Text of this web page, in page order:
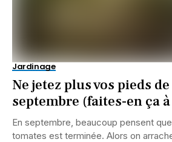
Jardinage
Ne jetez plus vos pieds
septembre (faites-en ça
En septembre, beaucoup pensent
tomates est terminée. Alors on